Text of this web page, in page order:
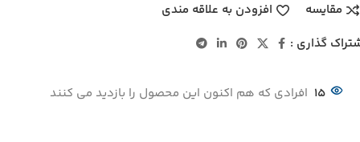
مقایسه
افزودن به علاقه مندی
گذاری :
15 افرادی که هم اکنون این محصول را بازدید می کنند